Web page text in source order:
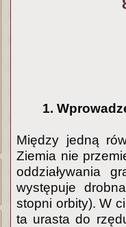
1.
Między jedną
Ziemia nie
oddziaływania
występuje
stopni orbity). W
ta urasta do